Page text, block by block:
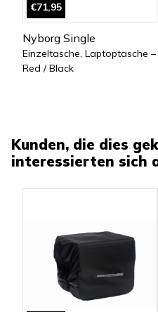
€71,95
Nyborg Single
Einzeltasche, Laptoptasche –
Red / Black
Kunden, die dies
interessierten sich